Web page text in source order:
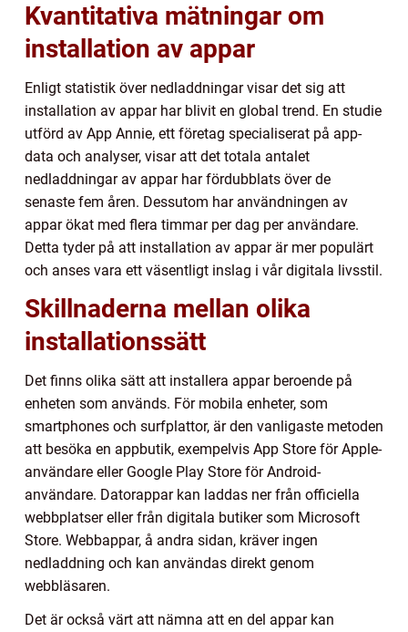
Kvantitativa mätningar om
installation av appar
Enligt statistik över nedladdningar visar det sig att
installation av appar har blivit en global trend. En studie
utförd av App Annie, ett företag specialiserat på app-
data och analyser, visar att det totala antalet
nedladdningar av appar har fördubblats över de
senaste fem åren. Dessutom har användningen av
appar ökat med flera timmar per dag per användare.
Detta tyder på att installation av appar är mer populärt
och anses vara ett väsentligt inslag i vår digitala livsstil.
Skillnaderna mellan olika
installationssätt
Det finns olika sätt att installera appar beroende på
enheten som används. För mobila enheter, som
smartphones och surfplattor, är den vanligaste metoden
att besöka en appbutik, exempelvis App Store för Apple-
användare eller Google Play Store för Android-
användare. Datorappar kan laddas ner från officiella
webbplatser eller från digitala butiker som Microsoft
Store. Webbappar, å andra sidan, kräver ingen
nedladdning och kan användas direkt genom
webbläsaren.
Det är också värt att nämna att en del appar kan